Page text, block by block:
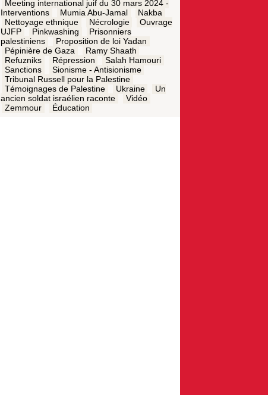
Meeting international juif du 30 mars 2024 -
Interventions
Mumia Abu-Jamal
Nakba
Nettoyage ethnique
Nécrologie
Ouvrage
UJFP
Pinkwashing
Prisonniers
palestiniens
Proposition de loi Yadan
Pépinière de Gaza
Ramy Shaath
Refuzniks
Répression
Salah Hamouri
Sanctions
Sionisme - Antisionisme
Tribunal Russell pour la Palestine
Témoignages de Palestine
Ukraine
Un
ancien soldat israélien raconte
Vidéo
Zemmour
Éducation